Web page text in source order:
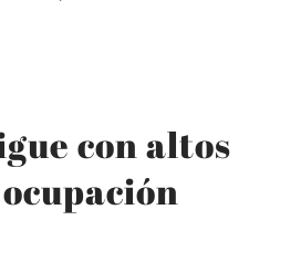
con altos